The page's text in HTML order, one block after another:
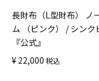
長財布（L型財布） ノ
ム （ピンク） / シンク
『公式』
¥ 22,000 税込